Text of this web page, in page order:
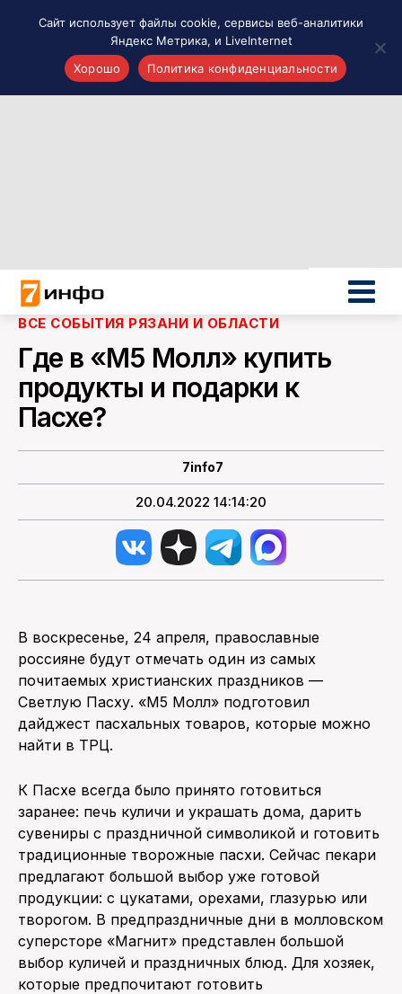
Новости России
Политика
Новости мира
Все материалы 7инфо
О НАС
ВСЕ СОБЫТИЯ РЯЗАНИ И ОБЛАСТИ
Где в «М5 Молл» купить
продукты и подарки к
Пасхе?
7info7
20.04.2022 14:14:20
В воскресенье, 24 апреля, православные
россияне будут отмечать один из самых
почитаемых христианских праздников —
Светлую Пасху. «М5 Молл» подготовил
дайджест пасхальных товаров, которые можно
найти в ТРЦ.
К Пасхе всегда было принято готовиться
заранее: печь куличи и украшать дома, дарить
сувениры с праздничной символикой и готовить
традиционные творожные пасхи. Сейчас пекари
предлагают большой выбор уже готовой
продукции: с цукатами, орехами, глазурью или
творогом. В предпраздничные дни в молловском
суперсторе «Магнит» представлен большой
выбор куличей и праздничных блюд. Для хозяек,
которые предпочитают готовить
Сайт использует файлы cookie, сервисы веб-аналитики
Яндекс Метрика, и LiveInternet
Хорошо
Политика конфиденциальности